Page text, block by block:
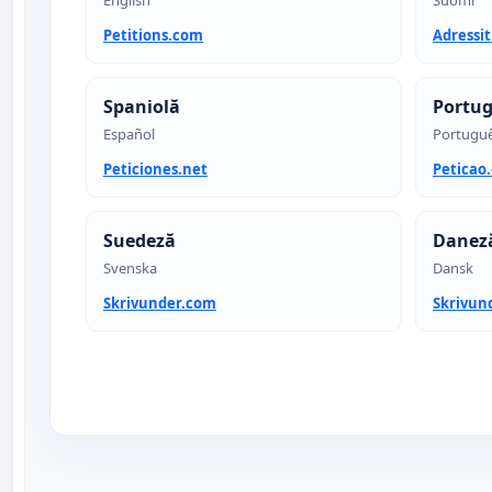
Petitions.com
Spaniolă
Español
Peticiones.net
Suedeză
Svenska
Skrivunder.com
Dansk